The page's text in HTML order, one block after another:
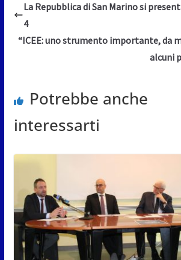
La Repubblica di San Marino si
4
“ICEE: uno strumento importante, da
alcuni
Potrebbe anche
interessarti